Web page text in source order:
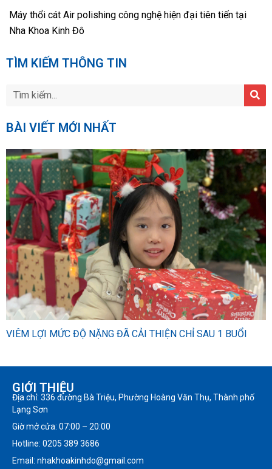
Máy thổi cát Air polishing công nghệ hiện đại tiên tiến tại
Nha Khoa Kinh Đô
TÌM KIẾM THÔNG TIN
BÀI VIẾT MỚI NHẤT
VIÊM LỢI MỨC ĐỘ NẶNG ĐÃ CẢI THIỆN CHỈ SAU 1 BUỔI
GIỚI THIỆU
Địa chỉ: 336 đường Bà Triệu, Phường Hoàng Văn Thụ, Thành phố
Lạng Sơn
Giờ mở cửa: 07:00 – 20:00
Hotline: 0205 389 3686
Email: nhakhoakinhdo@gmail.com